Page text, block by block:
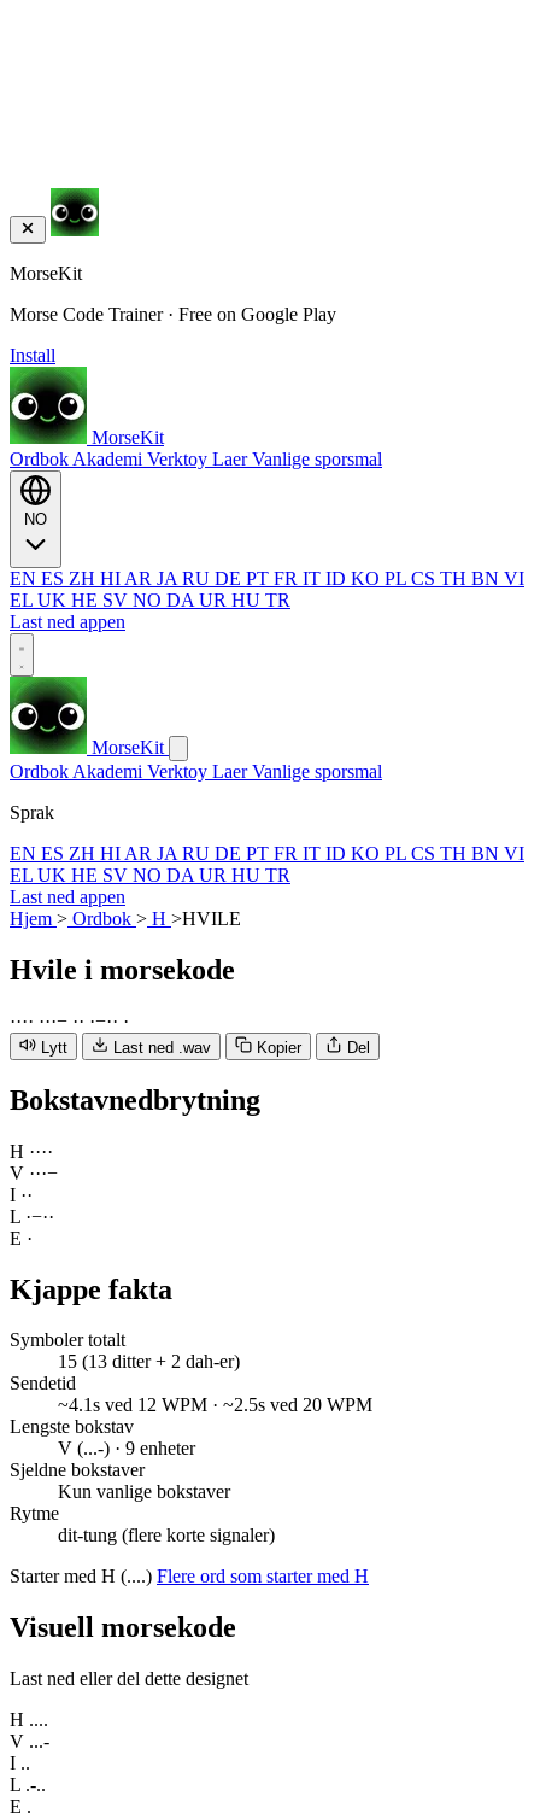
MorseKit
Morse Code Trainer · Free on Google Play
Install
MorseKit
Ordbok Akademi Verktoy LaerVanlige sporsmal
EN ES ZH HI AR JA RU DE PT FR IT ID KO PL CS TH BN VI
EL UK HE SV NO DA UR HU TR
Last ned appen
MorseKit
Ordbok Akademi Verktoy LaerVanlige sporsmal
Sprak
EN ES ZH HI AR JA RU DE PT FR IT ID KO PL CS TH BN VI
EL UK HE SV NO DA UR HU TR
Last ned appen
Hjem > Ordbok > H >HVILE
Hvile i morsekode
···· ···− ·· ·−·· ·
Lytt Last ned .wav Kopier Del
Bokstavnedbrytning
H ····
V ···−
I ··
L ·−··
E ·
Kjappe fakta
Symboler totalt
15 (13 ditter + 2 dah-er)
Sendetid
~4.1s ved 12 WPM · ~2.5s ved 20 WPM
Lengste bokstav
V (...-) · 9 enheter
Sjeldne bokstaver
Kun vanlige bokstaver
Rytme
dit-tung (flere korte signaler)
Starter med H (....) Flere ord som starter med H
Visuell morsekode
Last ned eller del dette designet
H ....
V ...-
I ..
L .-..
E .